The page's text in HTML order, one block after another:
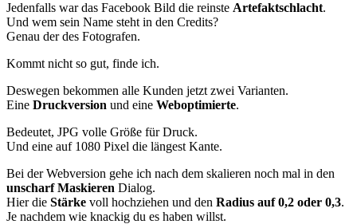
Jedenfalls war das Facebook Bild die reinste Artefaktschlacht.
Und wem sein Name steht in den Credits?
Genau der des Fotografen.
Kommt nicht so gut, finde ich.
Deswegen bekommen alle Kunden jetzt zwei Varianten.
Eine Druckversion und eine Weboptimierte.
Bedeutet, JPG volle Größe für Druck.
Und eine auf 1080 Pixel die längest Kante.
Bei der Webversion gehe ich nach dem skalieren noch mal in den
unscharf Maskieren Dialog.
Hier die Stärke voll hochziehen und den Radius auf 0,2 oder 0,3.
Je nachdem wie knackig du es haben willst.